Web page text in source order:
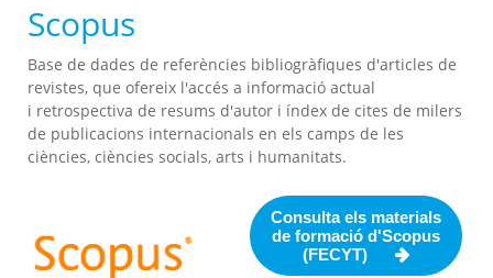
Scopus
Base de dades de referències bibliogràfiques d'articles de
revistes, que ofereix l'accés a informació actual
i retrospectiva de resums d'autor i índex de cites de milers
de publicacions internacionals en els camps de les
ciències, ciències socials, arts i humanitats.
Consulta els materials
de formació d'Scopus
(FECYT)